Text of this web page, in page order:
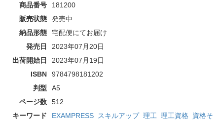
商品番号
181200
販売状態
発売中
納品形態
宅配便にてお届け
発売日
2023年07月20日
出荷開始日
2023年07月19日
ISBN
9784798181202
判型
A5
ページ数
512
キーワード
EXAMPRESS スキルアップ 理工 理工資格 資格そ